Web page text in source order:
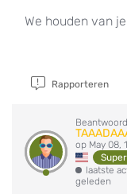
We houden van
Rapporteren
op May 08,
laatste
geleden